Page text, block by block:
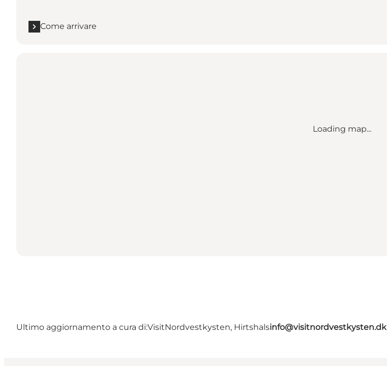
Come arrivare
Loading map...
Ultimo aggiornamento a cura di:VisitNordvestkysten, Hirtshalsinfo@visitnordvestkysten.dk